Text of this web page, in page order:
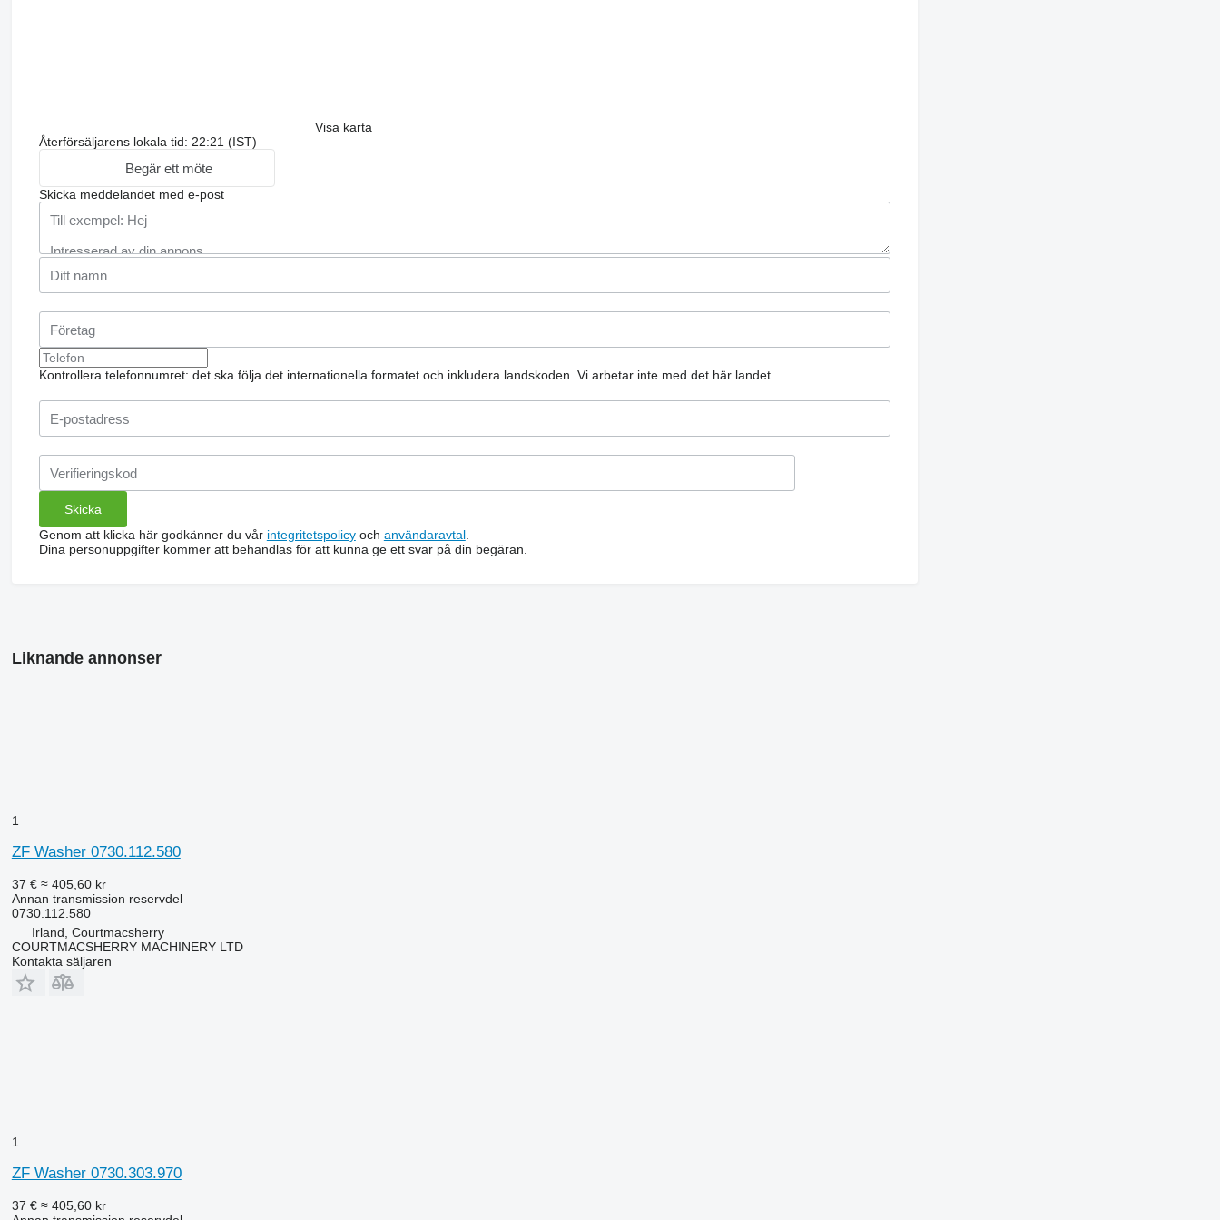
Visa karta
Återförsäljarens lokala tid: 22:21 (IST)
Begär ett möte
Skicka meddelandet med e-post
Kontrollera telefonnumret: det ska följa det internationella formatet och inkludera landskoden. Vi arbetar inte med det här landet
Genom att klicka här godkänner du vår integritetspolicyoch användaravtal.
Dina personuppgifter kommer att behandlas för att kunna ge ett svar på din begäran.
Liknande annonser
1
ZF Washer 0730.112.580
37 € ≈ 405,60 kr
Annan transmission reservdel
0730.112.580
Irland, Courtmacsherry
COURTMACSHERRY MACHINERY LTD
Kontakta säljaren
1
ZF Washer 0730.303.970
37 € ≈ 405,60 kr